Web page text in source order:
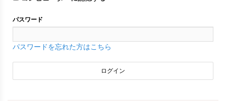
パスワード
パスワードを忘れた方はこちら